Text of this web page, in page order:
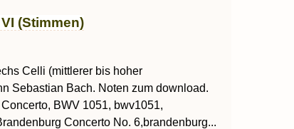
(Stimmen)
Celli (mittlerer bis hoher
Sebastian Bach. Noten zum download.
BWV 1051, bwv1051,
Concerto No. 6,brandenburg...